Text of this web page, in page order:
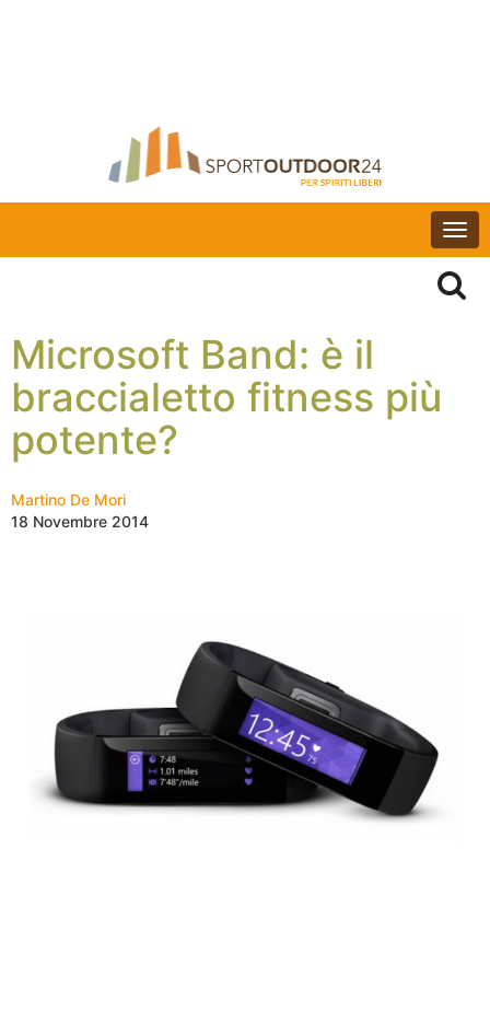
Microsoft Band: è il
braccialetto fitness più
potente?
Martino De Mori
18 Novembre 2014